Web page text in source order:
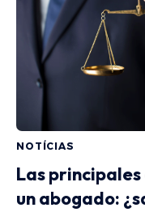
NOTÍCIAS
Las
un abogado: